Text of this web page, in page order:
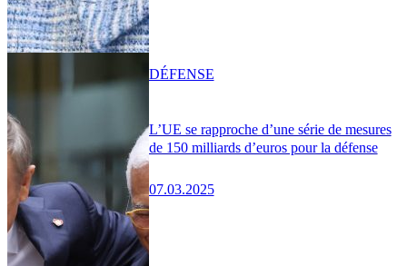
L’UE se rapproche d’une série de mesures
de 150 milliards d’euros pour la défense
07.03.2025
DÉFENSE